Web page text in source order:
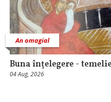
An omagial
Buna înțelegere -
04 Aug, 2026